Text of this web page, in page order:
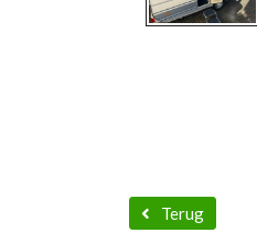
Terug